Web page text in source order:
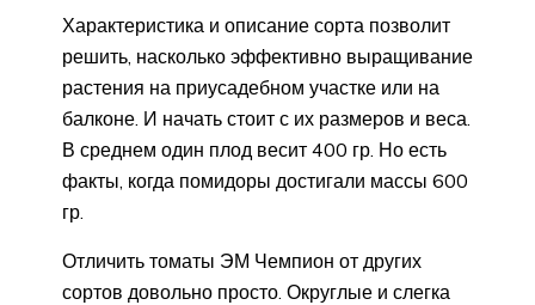
Характеристика и описание сорта позволит
решить, насколько эффективно выращивание
растения на приусадебном участке или на
балконе. И начать стоит с их размеров и веса.
В среднем один плод весит 400 гр. Но есть
факты, когда помидоры достигали массы 600
гр.
Отличить томаты ЭМ Чемпион от других
сортов довольно просто. Округлые и слегка